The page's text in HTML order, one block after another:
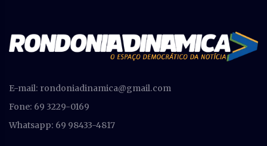
E-mail: rondoniadinamica@gmail.com
Fone: 69 3229-0169
Whatsapp: 69 98433-4817